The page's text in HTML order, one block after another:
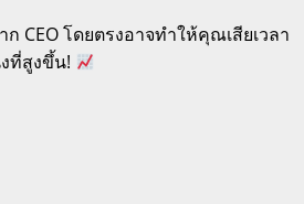
โดยตรงอาจทำให้คุณเสียเวลา
ที่สูงขึ้น!